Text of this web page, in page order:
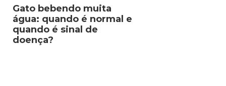
Gato bebendo muita
água: quando é normal e
quando é sinal de
doença?